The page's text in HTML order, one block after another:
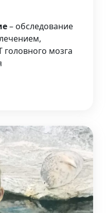
– обследование
мозга